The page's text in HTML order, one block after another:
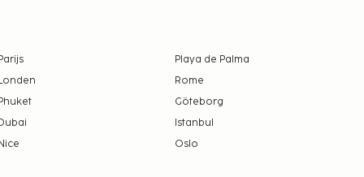
Playa de Palma
Rome
Göteborg
Istanbul
Oslo